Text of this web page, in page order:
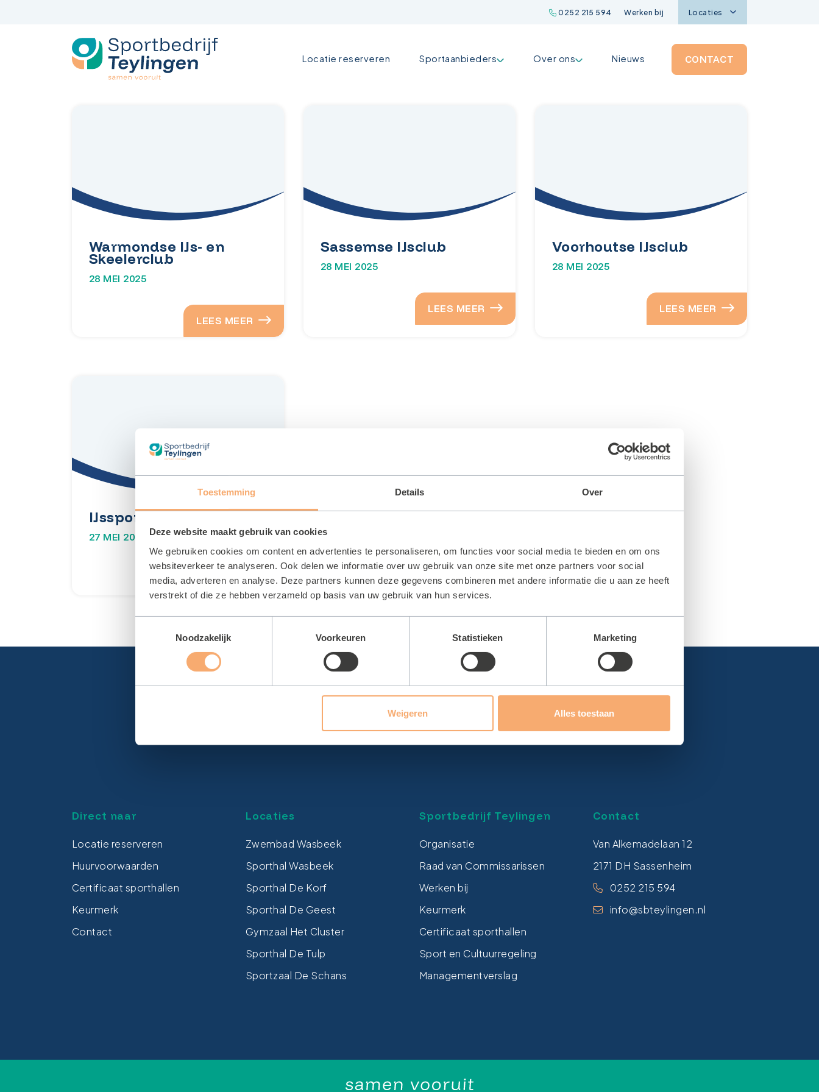
Toestemming Details Over
Deze website maakt gebruik van cookies
We gebruiken cookies om content en advertenties te personaliseren, om functies voor social media te bieden en om ons
websiteverkeer te analyseren. Ook delen we informatie over uw gebruik van onze site met onze partners voor social
media, adverteren en analyse. Deze partners kunnen deze gegevens combineren met andere informatie die u aan ze heeft
verstrekt of die ze hebben verzameld op basis van uw gebruik van hun services.
Noodzakelijk
Voorkeuren Statistieken Marketing
Weigeren Alles toestaan
0252 215 594 Werken bij Locaties
Locatie reserveren Sportaanbieders Over ons Nieuws CONTACT
Warmondse IJs- en
Skeelerclub
28 MEI 2025
LEES MEER
Sassemse IJsclub
28 MEI 2025
LEES MEER
Voorhoutse IJsclub
28 MEI 2025
LEES MEER
IJssport
27 MEI 2025
LEES MEER
Direct naar
Locatie reserveren
Huurvoorwaarden
Certificaat sporthallen
Keurmerk
Contact
Locaties
Zwembad Wasbeek
Sporthal Wasbeek
Sporthal De Korf
Sporthal De Geest
Gymzaal Het Cluster
Sporthal De Tulp
Sportzaal De Schans
Sportbedrijf Teylingen
Organisatie
Raad van Commissarissen
Werken bij
Keurmerk
Certificaat sporthallen
Sport en Cultuurregeling
Managementverslag
Contact
Van Alkemadelaan 12
2171 DH Sassenheim
0252 215 594
info@sbteylingen.nl